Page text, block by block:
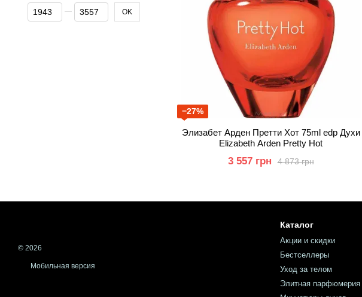
−27%
Элизабет Арден Претти Хот 75ml edp Духи
Elizabeth Arden Pretty Hot
4 873 грн
3 557 грн
От Цена, грн
До Цена, грн OK
© 2026
Мобильная версия
Каталог
Акции и скидки
Бестселлеры
Уход за телом
Элитная парфюмерия